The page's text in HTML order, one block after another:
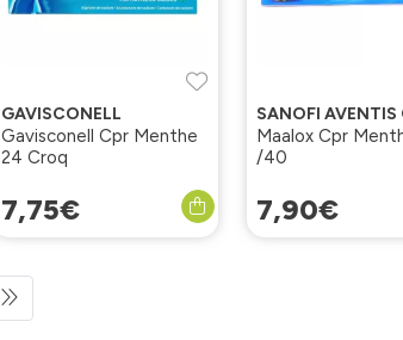
GAVISCONELL
Gavisconell Cpr Menthe
24 Croq
7,75€
SANOFI AVENTIS
Maalox Cpr
/40
7,90€